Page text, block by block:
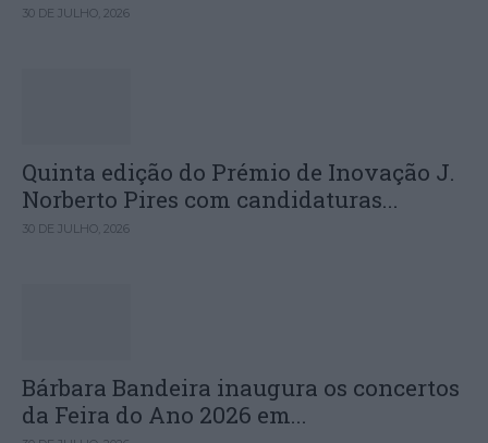
30 DE JULHO, 2026
Quinta edição do Prémio de Inovação J.
Norberto Pires com candidaturas...
30 DE JULHO, 2026
Bárbara Bandeira inaugura os concertos
da Feira do Ano 2026 em...